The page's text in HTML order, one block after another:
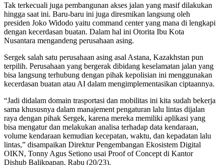
Tak terkecuali juga pembangunan akses jalan yang masif dilakukan
hingga saat ini. Baru-baru ini juga diresmikan langsung oleh
presiden Joko Widodo yaitu command center yang mana di lengkapi
dengan kecerdasan buatan. Dalam hal ini Otorita Ibu Kota
Nusantara mengandeng perusahaan asing.
Sergek salah satu perusahaan asing asal Astana, Kazakhstan pun
terpilih. Perusahaan yang bergerak dibidang keselamatan jalan yang
bisa langsung terhubung dengan pihak kepolisian ini menggunakan
kecerdasan buatan atau AI dalam mengimplementasikan ciptaannya.
“Jadi didalam domain trasportasi dan mobilitas ini kita sudah bekerja
sama khususnya dalam manajement pengaturan lalu lintas dijalan
raya dengan pihak Sergek, karena mereka memiliki aplikasi yang
bisa mengatur dan melakukan analisa terhadap data kendaraan,
volume kendaraan kemudian kecepatan, waktu, dan kepadatan lalu
lintas,” disampaikan Direktur Pengembangan Ekosistem Digital
OIKN, Tonny Agus Setiono usai Proof of Concept di Kantor
Dishub Balikpapan, Rabu (20/23).